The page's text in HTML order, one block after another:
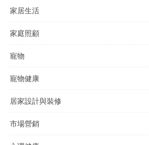
家居生活
家庭照顧
寵物
寵物健康
居家設計與裝修
市場營銷